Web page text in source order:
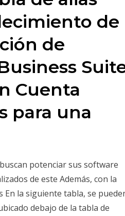
de
de
Cuenta
para una
potenciar sus software
de este Además, con la
En la siguiente tabla, se
debajo de la tabla de